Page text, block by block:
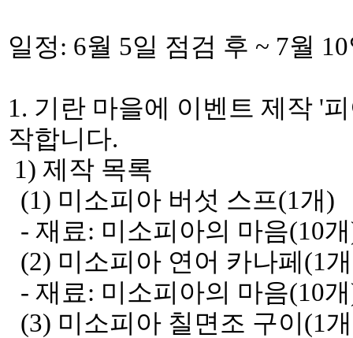
일정: 6월 5일 점검 후 ~ 7월
1. 기란 마을에 이벤트 제작 '
작합니다.
1) 제작 목록
(1) 미소피아 버섯 스프(1개)
- 재료: 미소피아의 마음(10
(2) 미소피아 연어 카나페(1
- 재료: 미소피아의 마음(10
(3) 미소피아 칠면조 구이(1